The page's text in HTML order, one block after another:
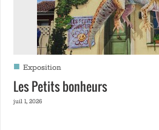
■ Exposition
Les Petits bonheurs
juil 1, 2026